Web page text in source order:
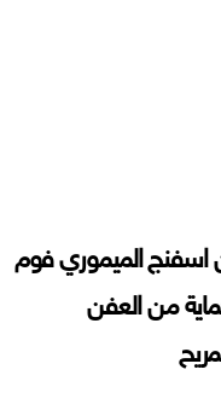
اسفنج الميموري فوم
من العفن